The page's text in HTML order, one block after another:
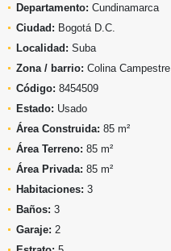
Departamento: Cundinamarca
Ciudad: Bogotá D.C.
Localidad: Suba
Zona / barrio: Colina Campestre
Código: 8454509
Estado: Usado
Área Construida: 85 m²
Área Terreno: 85 m²
Área Privada: 85 m²
Habitaciones: 3
Baños: 3
Garaje: 2